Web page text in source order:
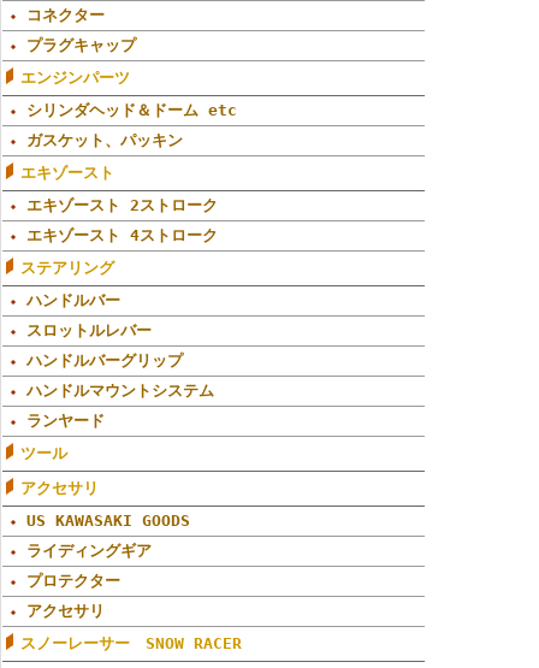
コネクター
プラグキャップ
エンジンパーツ
シリンダヘッド＆ドーム etc
ガスケット、パッキン
エキゾースト
エキゾースト 2ストローク
エキゾースト 4ストローク
ステアリング
ハンドルバー
スロットルレバー
ハンドルバーグリップ
ハンドルマウントシステム
ランヤード
ツール
アクセサリ
US KAWASAKI GOODS
ライディングギア
プロテクター
アクセサリ
スノーレーサー SNOW RACER